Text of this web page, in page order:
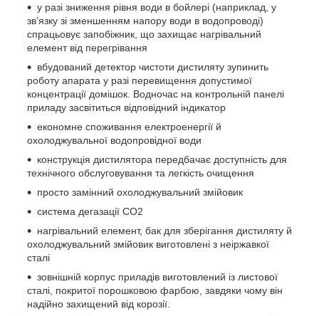
у разі зниження рівня води в бойлері (наприклад, у
зв'язку зі зменшенням напору води в водопроводі)
спрацьовує запобіжник, що захищає нагрівальний
елемент від перегрівання
вбудований детектор чистоти дистиляту зупинить
роботу апарата у разі перевищення допустимої
концентрації домішок. Водночас на контрольній панелі
приладу засвітиться відповідний індикатор
економне споживання електроенергії й
охолоджувальної водопровідної води
конструкція дистилятора передбачає доступність для
технічного обслуговування та легкість очищення
просто замінний охолоджувальний змійовик
система дегазації СО2
нагрівальний елемент, бак для зберігання дистиляту й
охолоджувальний змійовик виготовлені з неіржавкої
сталі
зовнішній корпус приладів виготовлений із листової
сталі, покритої порошковою фарбою, завдяки чому він
надійно захищений від корозії.